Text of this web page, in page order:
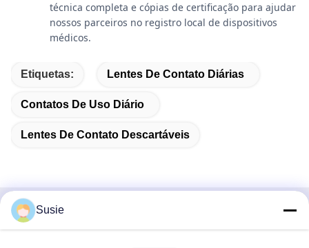
técnica completa e cópias de certificação para ajudar
nossos parceiros no registro local de dispositivos
médicos.
Etiquetas: Lentes De Contato Diárias
Contatos De Uso Diário
Lentes De Contato Descartáveis
Contato rápido
Susie